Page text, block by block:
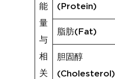
能
量
与
相
关
(Protein)
脂肪(Fat)
胆固醇
(Cholesterol)